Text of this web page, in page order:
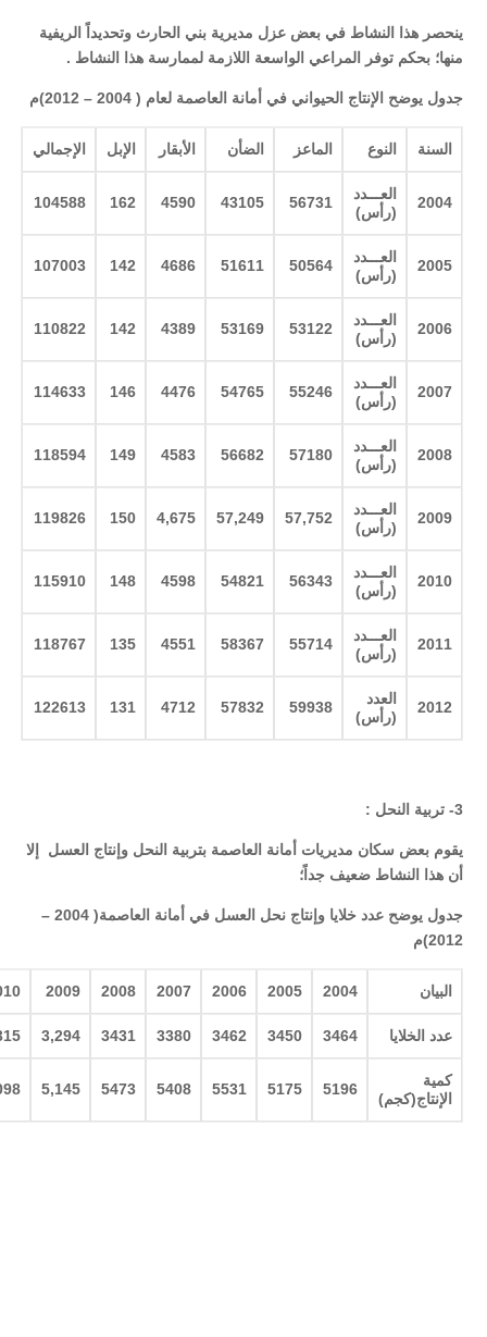
ينحصر هذا النشاط في بعض عزل مديرية بني الحارث وتحديداً الريفية
منها؛ بحكم توفر المراعي الواسعة اللازمة لممارسة هذا النشاط .
جدول يوضح الإنتاج الحيواني في أمانة العاصمة لعام ( 2004 – 2012)م
السنة النوع الماعز الضأن الأبقار الإبل الإجمالي
2004
العـــدد
(رأس)
56731
43105
4590
162
104588
2005
العـــدد
(رأس)
50564
51611
4686
142
107003
2006
العـــدد
(رأس)
53122
53169
4389
142
110822
2007
العـــدد
(رأس)
55246
54765
4476
146
114633
2008
العـــدد
(رأس)
57180
56682
4583
149
118594
2009
العـــدد
(رأس)
57,752
57,249
4,675
150
119826
2010
العـــدد
(رأس)
56343
54821
4598
148
115910
2011
العـــدد
(رأس)
55714
58367
4551
135
118767
2012
العدد
(رأس)
59938
57832
4712
131
122613
3- تربية النحل :
يقوم بعض سكان مديريات أمانة العاصمة بتربية النحل وإنتاج العسل إلا
أن هذا النشاط ضعيف جداً؛
جدول يوضح عدد خلايا وإنتاج نحل العسل في أمانة العاصمة( 2004 –
2012)م
البيان 2004
2005
2006
2007
2008
2009
عدد الخلايا 3464
3450
3462
3380
3431
3,294
كمية
الإنتاج(كجم)
5196
5175
5531
5408
5473
5,145